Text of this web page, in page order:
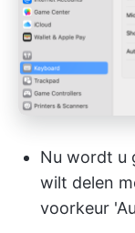
Nu wordt u
wilt delen
voorkeur